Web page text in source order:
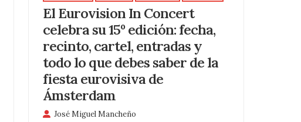
El Eurovision In Concert
celebra su 15º edición: fecha,
recinto, cartel, entradas y
todo lo que debes saber de la
fiesta eurovisiva de
Ámsterdam
José Miguel Mancheño